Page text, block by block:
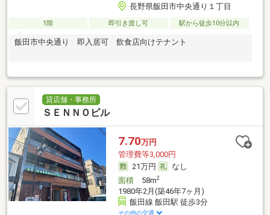
長野県飯田市中央通り１丁目
1階 即引き渡し可 駅から徒歩10分以内
飯田市中央通り 即入居可 飲食店向けテナント
貸店舗・事務所
ＳＥＮＮＯビル
7.70万円
管理費等3,000円
21万円
なし
面積58m2
1980年2月(築46年7ヶ月)
飯田線 飯田駅 徒歩3分
その他の交通